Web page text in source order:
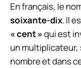
En français, le
soixante-dix. Il
« cent »qui est
un multiplicateur,
nombre et dans